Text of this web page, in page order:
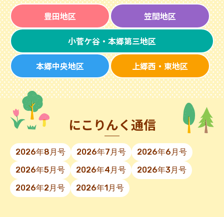
豊田地区 笠間地区
小菅ケ谷・本郷第三地区
本郷中央地区 上郷西・東地区
にこりんく通信
2026年8月号 2026年7月号
2026年6月号
2026年5月号
2026年4月号
2026年3月号
2026年2月号
2026年1月号